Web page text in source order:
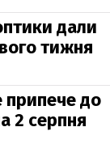
дали
тижня
припече до
2 серпня